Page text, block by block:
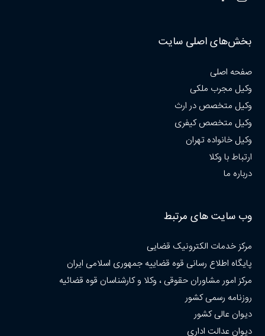
بخش‌های اصلی سایت
صفحه اصلی
وکیل مجرب ملکی
وکیل متخصص در ارث
وکیل متخصص کیفری
وکیل خانواده تهران
ارتباط با وکلا
درباره ما
وب سایت های مرتبط
مرکز خدمات الکترونیک قضایی
پایگاه اطلاع رسانی قوه قضاییه جمهوری اسلامی ایران
مرکز امور مشاوران حقوقی ، وکلا و کارشناسان قوه قضائیه
روزنامه رسمی کشور
دیوان عالی کشور
دیوان عدالت اداری